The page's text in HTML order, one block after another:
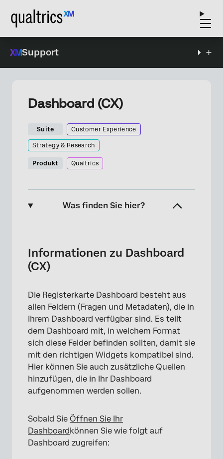
Support
Dashboard (CX)
Suite Customer Experience
Strategy & Research
Produkt Qualtrics
Was finden Sie hier?
Unterstützte Dashboardtypen
Wichtige Begriffe
Daten-Mapper vs. Data Modeler
Verwendung mehrerer referenzierter
Datensätze
Datenset-Auslastungsgrenzen
FAQs
Informationen zu Dashboard
(CX)
Die Registerkarte Dashboard besteht aus
allen Feldern (Fragen und Metadaten), die in
Ihrem Dashboard verfügbar sind. Es teilt
dem Dashboard mit, in welchem Format
sich diese Felder befinden sollten, damit sie
mit den richtigen Widgets kompatibel sind.
Hier können Sie auch zusätzliche Quellen
hinzufügen, die in Ihr Dashboard
aufgenommen werden sollen.
Sobald Sie Öffnen Sie Ihr
Dashboardkönnen Sie wie folgt auf
Dashboard zugreifen: